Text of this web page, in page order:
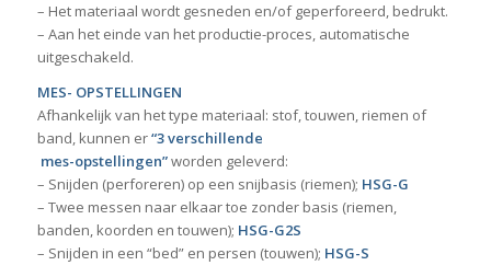
– Het materiaal wordt gesneden en/of geperforeerd, bedrukt.
– Aan het einde van het productie-proces, automatische
uitgeschakeld.
MES- OPSTELLINGEN
Afhankelijk van het type materiaal: stof, touwen, riemen of
band, kunnen er“3 verschillende
mes-opstellingen”worden geleverd:
– Snijden (perforeren) op een snijbasis (riemen); HSG-G
– Twee messen naar elkaar toe zonder basis (riemen,
banden, koorden en touwen); HSG-G2S
– Snijden in een “bed” en persen (touwen); HSG-S